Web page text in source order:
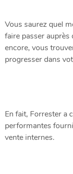
Vous saurez quel
faire passer
encore, vous
progresser dans
En fait, Forrester a
performantes
vente internes.